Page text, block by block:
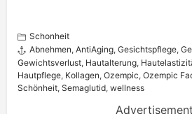
Schonheit
Abnehmen, AntiAging, Gesichtspflege,
Gewichtsverlust, Hautalterung,
Hautpflege, Kollagen, Ozempic, Ozempic
Schönheit, Semaglutid, wellness